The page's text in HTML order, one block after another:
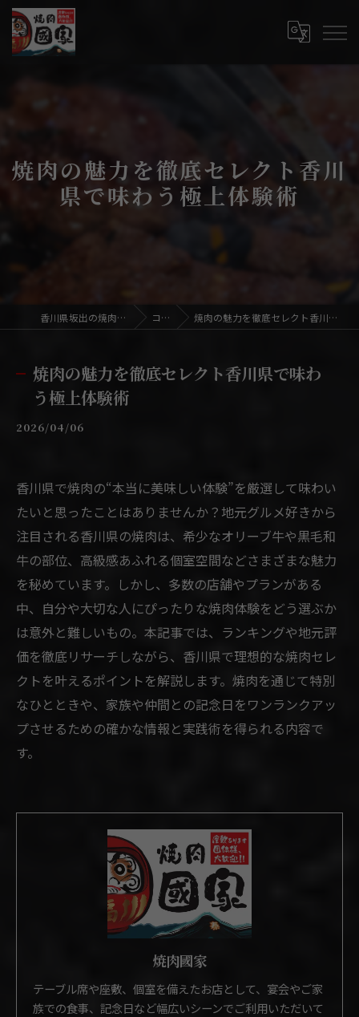
焼肉の魅力を徹底セレクト香川
県で味わう極上体験術
香川県坂出の焼肉なら焼肉國家 コラム 焼肉の魅力を徹底セレクト香川県で味わう極上体験術
焼肉の魅力を徹底セレクト香川県で味わ
う極上体験術
2026/04/06
香川県で焼肉の“本当に美味しい体験”を厳選して味わい
たいと思ったことはありませんか？地元グルメ好きから
注目される香川県の焼肉は、希少なオリーブ牛や黒毛和
牛の部位、高級感あふれる個室空間などさまざまな魅力
を秘めています。しかし、多数の店舗やプランがある
中、自分や大切な人にぴったりな焼肉体験をどう選ぶか
は意外と難しいもの。本記事では、ランキングや地元評
価を徹底リサーチしながら、香川県で理想的な焼肉セレ
クトを叶えるポイントを解説します。焼肉を通じて特別
なひとときや、家族や仲間との記念日をワンランクアッ
プさせるための確かな情報と実践術を得られる内容で
す。
焼肉國家
テーブル席や座敷、個室を備えたお店として、宴会やご家
族での食事、記念日など幅広いシーンでご利用いただいて